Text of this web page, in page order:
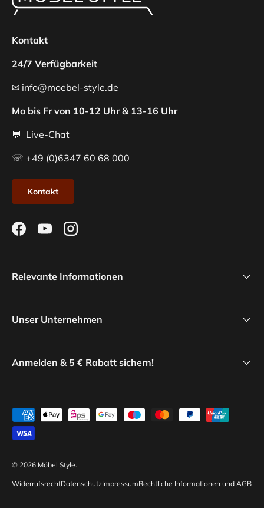
Kontakt
24/7 Verfügbarkeit
✉ info@moebel-style.de
Mo bis Fr von 10-12 Uhr & 13-16 Uhr
💬 Live-Chat
☏ +49 (0)6347 60 68 000
Kontakt
FacebookYouTubeInstagram
Relevante Informationen
Unser Unternehmen
Anmelden & 5 € Rabatt sichern!
Zahlungsmethoden
© 2026 Möbel Style.
WiderrufsrechtDatenschutzImpressumRechtliche Informationen und AGB